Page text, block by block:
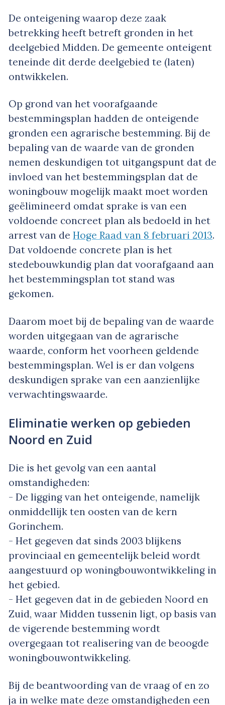
De onteigening waarop deze zaak
betrekking heeft betreft gronden in het
deelgebied Midden. De gemeente onteigent
teneinde dit derde deelgebied te (laten)
ontwikkelen.
Op grond van het voorafgaande
bestemmingsplan hadden de onteigende
gronden een agrarische bestemming. Bij de
bepaling van de waarde van de gronden
nemen deskundigen tot uitgangspunt dat de
invloed van het bestemmingsplan dat de
woningbouw mogelijk maakt moet worden
geëlimineerd omdat sprake is van een
voldoende concreet plan als bedoeld in het
arrest van de Hoge Raad van 8 februari 2013.
Dat voldoende concrete plan is het
stedebouwkundig plan dat voorafgaand aan
het bestemmingsplan tot stand was
gekomen.
Daarom moet bij de bepaling van de waarde
worden uitgegaan van de agrarische
waarde, conform het voorheen geldende
bestemmingsplan. Wel is er dan volgens
deskundigen sprake van een aanzienlijke
verwachtingswaarde.
Eliminatie werken op gebieden
Noord en Zuid
Die is het gevolg van een aantal
omstandigheden:
- De ligging van het onteigende, namelijk
onmiddellijk ten oosten van de kern
Gorinchem.
- Het gegeven dat sinds 2003 blijkens
provinciaal en gemeentelijk beleid wordt
aangestuurd op woningbouwontwikkeling in
het gebied.
- Het gegeven dat in de gebieden Noord en
Zuid, waar Midden tussenin ligt, op basis van
de vigerende bestemming wordt
overgegaan tot realisering van de beoogde
woningbouwontwikkeling.
Bij de beantwoording van de vraag of en zo
ja in welke mate deze omstandigheden een